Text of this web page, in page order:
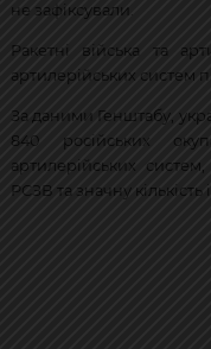
не зафіксували.
Ракетні війська та
артилерійських систем
За даними Генштабу,
840 російських
артилерійських
РСЗВ та значну кількість